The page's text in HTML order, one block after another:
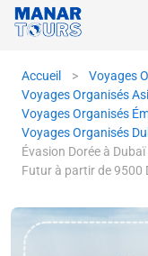
Accueil > Voyages
Voyages Organisés
Voyages Organisés
Voyages Organisés
Évasion Dorée à
Futur à partir de 9500